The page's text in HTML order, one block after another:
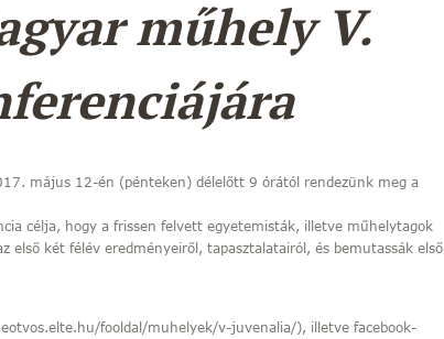
műhely V.
május 12-én (pénteken) délelőtt 9 órától rendezünk meg a
célja, hogy a frissen felvett egyetemisták, illetve műhelytagok
első két félév eredményeiről, tapasztalatairól, és bemutassák első
fooldal/muhelyek/v-juvenalia/), illetve facebook-